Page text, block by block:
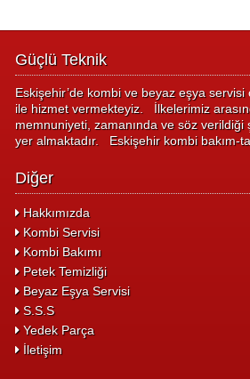
Güçlü Teknik
Eskişehir’de kombi ve beyaz eşya servisi
ile hizmet vermekteyiz. İlkelerimiz
memnuniyeti, zamanında ve söz
yer almaktadır. Eskişehir kombi bakım-
Diğer
Hakkımızda
Kombi Servisi
Kombi Bakımı
Petek Temizliği
Beyaz Eşya Servisi
S.S.S
Yedek Parça
İletişim